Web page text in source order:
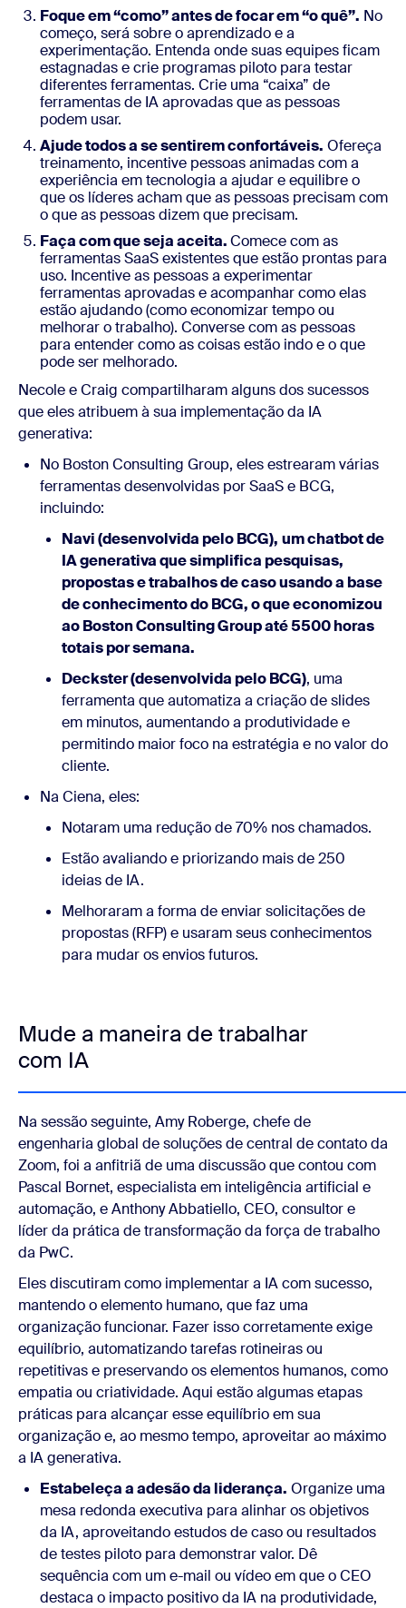
Foque em “como” antes de focar em “o quê”. No
começo, será sobre o aprendizado e a
experimentação. Entenda onde suas equipes ficam
estagnadas e crie programas piloto para testar
diferentes ferramentas. Crie uma “caixa” de
ferramentas de IA aprovadas que as pessoas
podem usar.
Ajude todos a se sentirem confortáveis. Ofereça
treinamento, incentive pessoas animadas com a
experiência em tecnologia a ajudar e equilibre o
que os líderes acham que as pessoas precisam com
o que as pessoas dizem que precisam.
Faça com que seja aceita.Comece com as
ferramentas SaaS existentes que estão prontas para
uso. Incentive as pessoas a experimentar
ferramentas aprovadas e acompanhar como elas
estão ajudando (como economizar tempo ou
melhorar o trabalho). Converse com as pessoas
para entender como as coisas estão indo e o que
pode ser melhorado.
Necole e Craig compartilharam alguns dos sucessos
que eles atribuem à sua implementação da IA
generativa:
No Boston Consulting Group, eles estrearam várias
ferramentas desenvolvidas por SaaS e BCG,
incluindo:
Navi (desenvolvida pelo BCG), um chatbot de
IA generativa que simplifica pesquisas,
propostas e trabalhos de caso usando a base
de conhecimento do BCG, o que economizou
ao Boston Consulting Group até 5500 horas
totais por semana.
Deckster (desenvolvida pelo BCG), uma
ferramenta que automatiza a criação de slides
em minutos, aumentando a produtividade e
permitindo maior foco na estratégia e no valor do
cliente.
Na Ciena, eles:
Notaram uma redução de 70% nos chamados.
Estão avaliando e priorizando mais de 250
ideias de IA.
Melhoraram a forma de enviar solicitações de
propostas (RFP) e usaram seus conhecimentos
para mudar os envios futuros.
Mude a maneira de trabalhar
com IA
Na sessão seguinte, Amy Roberge, chefe de
engenharia global de soluções de central de contato da
Zoom, foi a anfitriã de uma discussão que contou com
Pascal Bornet, especialista em inteligência artificial e
automação, e Anthony Abbatiello, CEO, consultor e
líder da prática de transformação da força de trabalho
da PwC.
Eles discutiram como implementar a IA com sucesso,
mantendo o elemento humano, que faz uma
organização funcionar. Fazer isso corretamente exige
equilíbrio, automatizando tarefas rotineiras ou
repetitivas e preservando os elementos humanos, como
empatia ou criatividade. Aqui estão algumas etapas
práticas para alcançar esse equilíbrio em sua
organização e, ao mesmo tempo, aproveitar ao máximo
a IA generativa.
Estabeleça a adesão da liderança. Organize uma
mesa redonda executiva para alinhar os objetivos
da IA, aproveitando estudos de caso ou resultados
de testes piloto para demonstrar valor. Dê
sequência com um e-mail ou vídeo em que o CEO
destaca o impacto positivo da IA na produtividade,